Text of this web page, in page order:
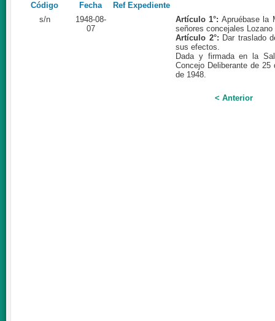
Código Fecha
Ref Expediente
s/n
1948-08-
07
Artículo 1°: Apruébase la
señores concejales
Artículo 2°: Dar traslado
sus efectos.
Dada y firmada en la
Concejo Deliberante de
de 1948.
< Anterior